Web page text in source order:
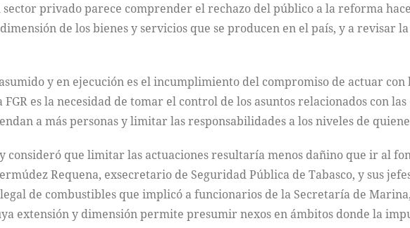
privado parece comprender el rechazo del público a la reforma
de los bienes y servicios que se producen en el país, y a revisar
y en ejecución es el incumplimiento del compromiso de actuar
es la necesidad de tomar el control de los asuntos relacionados con
a más personas y limitar las responsabilidades a los niveles de
consideró que limitar las actuaciones resultaría menos dañino que ir al
Requena, exsecretario de Seguridad Pública de Tabasco, y sus
de combustibles que implicó a funcionarios de la Secretaría de
extensión y dimensión permite presumir nexos en ámbitos donde la